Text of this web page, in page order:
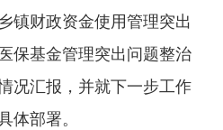
镇财政资金使用管理突出
保基金管理突出问题整治
况汇报，并就下一步工作
体部署。